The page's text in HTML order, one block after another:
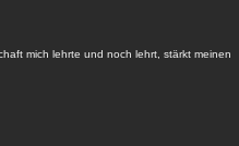
mich lehrte und noch lehrt, stärkt meinen